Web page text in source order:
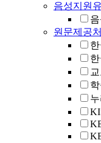
음성지원
원문제공처